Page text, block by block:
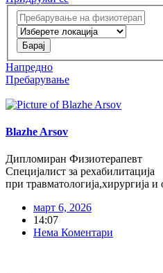
Напредно
Пребарување
Blazhe Arsov
Дипломиран Физиотерапевт
Специјалист за рехабилитација
при травматологија,хирургија и
март 6, 2026
14:07
Нема Коментари